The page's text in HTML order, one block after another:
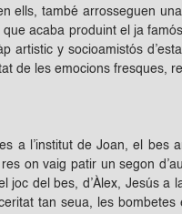
ells, també arrosseguen
acaba produint el ja
artistic y socioamistós
de les emocions fresques,
a l’institut de Joan, el bes
on vaig patir un segon
joc del bes, d’Àlex, Jesús
tan seua, les